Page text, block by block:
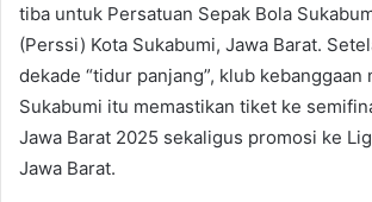
tiba untuk Persatuan Sepak Bola
(Perssi) Kota Sukabumi, Jawa Barat.
dekade “tidur panjang”, klub kebanggaan
Sukabumi itu memastikan tiket ke
Jawa Barat 2025 sekaligus promosi ke
Jawa Barat.